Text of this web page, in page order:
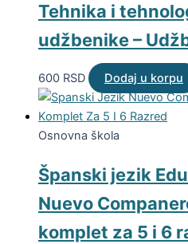
Tehnika i
udžbenike –
600 RSD Dodaj u korpu
Osnovna škola
Španski jezik
Nuevo
komplet za 5 i 6